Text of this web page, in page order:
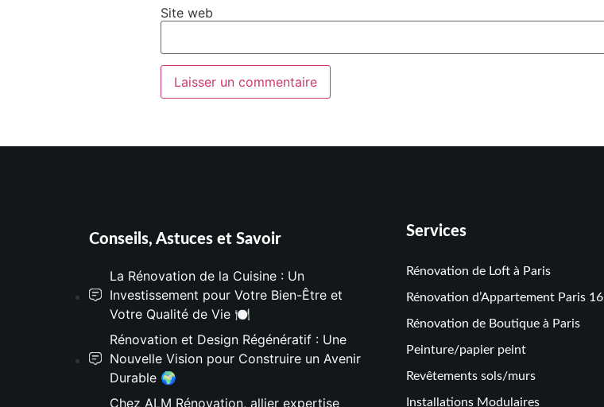
Site web
Conseils, Astuces et Savoir
La Rénovation de la Cuisine : Un
Investissement pour Votre Bien-Être et
Votre Qualité de Vie 🍽️
Rénovation et Design Régénératif : Une
Nouvelle Vision pour Construire un Avenir
Durable 🌍
Chez ALM Rénovation, allier expertise
Services
Rénovation de Loft à Paris
Rénovation d’Appartement Paris 16
Rénovation de Boutique à Paris
Peinture/papier peint
Revêtements sols/murs
Installations Modulaires